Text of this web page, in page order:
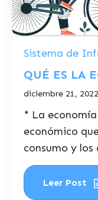
Sistema de
QUÉ ES LA
diciembre 21, 2022
* La
económico
consumo y los
Leer Post